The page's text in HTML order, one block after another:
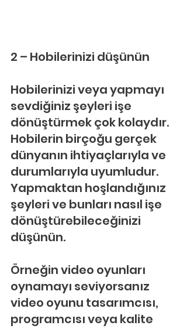
2 – Hobilerinizi düşünün
Hobilerinizi veya yapmayı
sevdiğiniz şeyleri işe
dönüştürmek çok kolaydır.
Hobilerin birçoğu gerçek
dünyanın ihtiyaçlarıyla ve
durumlarıyla uyumludur.
Yapmaktan hoşlandığınız
şeyleri ve bunları nasıl işe
dönüştürebileceğinizi
düşünün.
Örneğin video oyunları
oynamayı seviyorsanız
video oyunu tasarımcısı,
programcısı veya kalite